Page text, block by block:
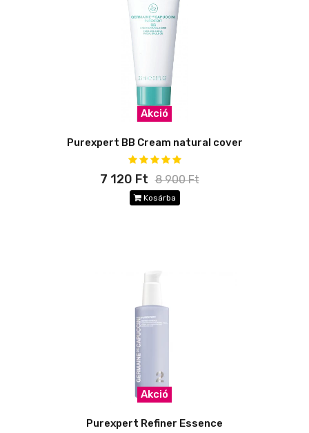
Akció
Purexpert BB Cream natural cover
7 120 Ft 8 900 Ft
Kosárba
Akció
Purexpert Refiner Essence